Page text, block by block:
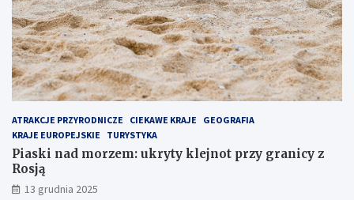
r
n
i
e
j
s
z
e
m
i
e
j
s
a
n
i
c
y
z
R
o
s
j
ą
ATRAKCJE PRZYRODNICZE CIEKAWE KRAJE
GEOGRAFIA
KRAJE EUROPEJSKIE
TURYSTYKA
Piaski nad morzem: ukryty klejnot przy granicy z
Rosją
13 grudnia 2025